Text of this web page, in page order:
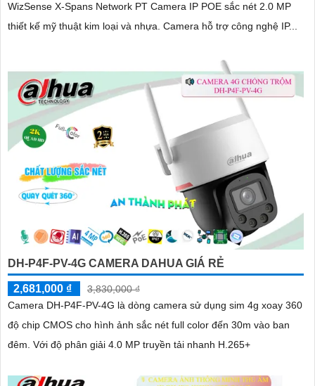
WizSense X-Spans Network PT Camera IP POE sắc nét 2.0 MP
thiết kế mỹ thuật kim loại và nhựa. Camera hỗ trợ công nghệ IP...
DH-P4F-PV-4G CAMERA DAHUA GIÁ RẺ
2,681,000 ₫
3,830,000 ₫
Camera DH-P4F-PV-4G là dòng camera sử dụng sim 4g xoay 360
độ chip CMOS cho hình ảnh sắc nét full color đến 30m vào ban
đêm. Với độ phân giải 4.0 MP truyền tải nhanh H.265+